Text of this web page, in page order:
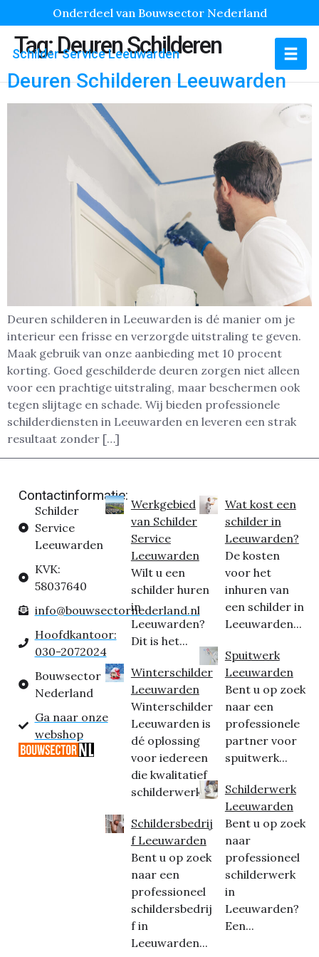
Onderdeel van Bouwsector Nederland
Schilder Service Leeuwarden
Tag:Deuren Schilderen
Deuren Schilderen Leeuwarden
Deuren schilderen in Leeuwarden is dé manier om je
interieur een frisse en verzorgde uitstraling te geven.
Maak gebruik van onze aanbieding met 10 procent
korting. Goed geschilderde deuren zorgen niet alleen
voor een prachtige uitstraling, maar beschermen ook
tegen slijtage en schade. Wij bieden professionele
schilderdiensten in Leeuwarden en leveren een strak
resultaat zonder […]
Contactinformatie:
Schilder
Service
Leeuwarden
KVK:
58037640
info@bouwsectornederland.nl
Hoofdkantoor:
030-2072024
Bouwsector
Nederland
Ga naar onze
webshop
Werkgebied
van Schilder
Service
Leeuwarden
Wilt u een
schilder huren
in
Leeuwarden?
Dit is het...
Winterschilder
Leeuwarden
Winterschilder
Leeuwarden is
dé oplossing
voor iedereen
die kwalitatief
schilderwerk...
Schildersbedrij
f Leeuwarden
Bent u op zoek
naar een
professioneel
schildersbedrij
f in
Leeuwarden...
Wat kost een
schilder in
Leeuwarden?
De kosten
voor het
inhuren van
een schilder in
Leeuwarden...
Spuitwerk
Leeuwarden
Bent u op zoek
naar een
professionele
partner voor
spuitwerk...
Schilderwerk
Leeuwarden
Bent u op zoek
naar
professioneel
schilderwerk
in
Leeuwarden?
Een...